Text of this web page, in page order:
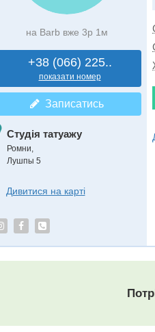
на Barb вже 3р 1м
+38 (066) 225..
показати номер
Записатись
Студія татуажу
Ромни,
Лушпы 5
Дивитися на карті